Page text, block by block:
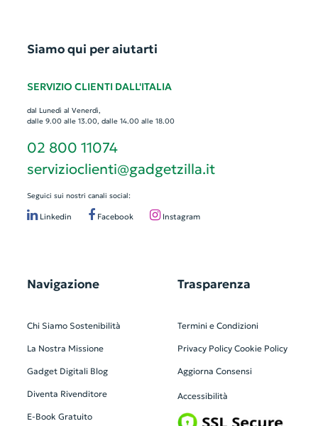
Siamo qui per aiutarti
SERVIZIO CLIENTI DALL'ITALIA
dal Lunedì al Venerdì,
dalle 9.00 alle 13.00, dalle 14.00 alle 18.00
02 800 11074
servizioclienti@gadgetzilla.it
Seguici sui nostri canali social:
Linkedin Facebook Instagram
Navigazione
Chi Siamo Sostenibilità
La Nostra Missione
Gadget Digitali Blog
Diventa Rivenditore
E-Book Gratuito
Trasparenza
Termini e Condizioni
Privacy Policy Cookie Policy
Aggiorna Consensi
Accessibilità